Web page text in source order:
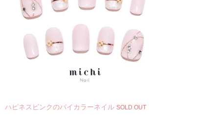
ハピネスピンクのバイカラーネイル SOLD OUT